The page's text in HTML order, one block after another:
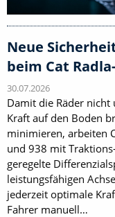
Neue
beim Cat
30.07.2026
Damit die Räder
Kraft auf den Boden
minimieren, arbeiten
und 938 mit
geregelte
leistungsfähigen
jederzeit optimale
Fahrer manuell…